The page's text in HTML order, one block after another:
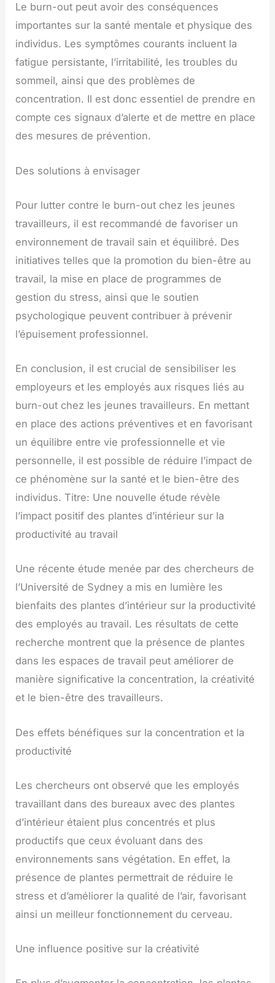
Le burn-out peut avoir des conséquences
importantes sur la santé mentale et physique des
individus. Les symptômes courants incluent la
fatigue persistante, l’irritabilité, les troubles du
sommeil, ainsi que des problèmes de
concentration. Il est donc essentiel de prendre en
compte ces signaux d’alerte et de mettre en place
des mesures de prévention.
Des solutions à envisager
Pour lutter contre le burn-out chez les jeunes
travailleurs, il est recommandé de favoriser un
environnement de travail sain et équilibré. Des
initiatives telles que la promotion du bien-être au
travail, la mise en place de programmes de
gestion du stress, ainsi que le soutien
psychologique peuvent contribuer à prévenir
l’épuisement professionnel.
En conclusion, il est crucial de sensibiliser les
employeurs et les employés aux risques liés au
burn-out chez les jeunes travailleurs. En mettant
en place des actions préventives et en favorisant
un équilibre entre vie professionnelle et vie
personnelle, il est possible de réduire l’impact de
ce phénomène sur la santé et le bien-être des
individus. Titre: Une nouvelle étude révèle
l’impact positif des plantes d’intérieur sur la
productivité au travail
Une récente étude menée par des chercheurs de
l’Université de Sydney a mis en lumière les
bienfaits des plantes d’intérieur sur la productivité
des employés au travail. Les résultats de cette
recherche montrent que la présence de plantes
dans les espaces de travail peut améliorer de
manière significative la concentration, la créativité
et le bien-être des travailleurs.
Des effets bénéfiques sur la concentration et la
productivité
Les chercheurs ont observé que les employés
travaillant dans des bureaux avec des plantes
d’intérieur étaient plus concentrés et plus
productifs que ceux évoluant dans des
environnements sans végétation. En effet, la
présence de plantes permettrait de réduire le
stress et d’améliorer la qualité de l’air, favorisant
ainsi un meilleur fonctionnement du cerveau.
Une influence positive sur la créativité